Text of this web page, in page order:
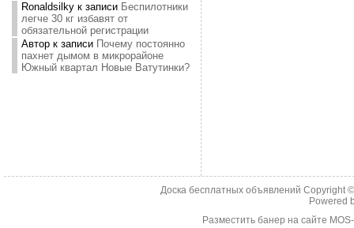
Ronaldsilkyк записи Беспилотники
легче 30 кг избавят от
обязательной регистрации
Авторк записи Почему постоянно
пахнет дымом в микрорайоне
Южный квартал Новые Ватутинки?
Доска бесплатных объявлений Copyright
Powered
Разместить банер на сайте